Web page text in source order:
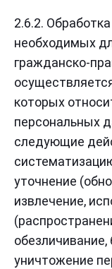
2.6.2.
необходимых
гражданско-
которых
персональных
следующие
уточнение
извлечение,
обезличивание,
уничтожение